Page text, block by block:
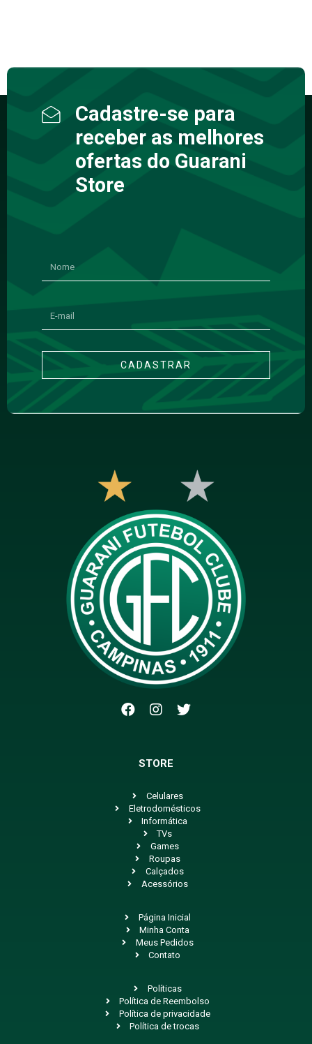
Cadastre-se para
receber as melhores
ofertas do Guarani
Store
CADASTRAR
STORE
Celulares
Eletrodomésticos
Informática
TVs
Games
Roupas
Calçados
Acessórios
Página Inicial
Minha Conta
Meus Pedidos
Contato
Políticas
Política de Reembolso
Política de privacidade
Política de trocas